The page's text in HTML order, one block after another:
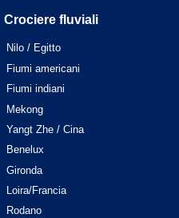
Crociere fluviali
Nilo / Egitto
Fiumi americani
Fiumi indiani
Mekong
Yangt Zhe / Cina
Benelux
Gironda
Loira/Francia
Rodano